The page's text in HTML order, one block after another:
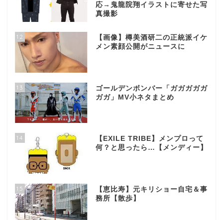
応→鬼龍院翔イラストに寄せた写
真撮影
12
【画像】樽美酒研二の正統派イケ
メン素顔公開がニュースに
13
ゴールデンボンバー「ガガガガガ
ガガ」MV小ネタまとめ
14
【EXILE TRIBE】メンプロって
何？と思ったら…【メンディー】
15
【恵比寿】元キリショー自宅＆事
務所【散歩】